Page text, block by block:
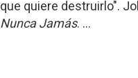
que quiere destruirlo".
Nunca Jamás. ...